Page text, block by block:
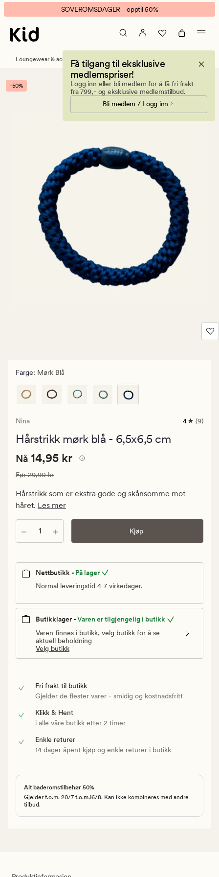
Nina
hårstrikk
mørk
blå
banner.
Klikk
ESCAPE
pause.
SOVEROMSDAGER - opptil 50%
Få tilgang til eksklusive
medlemspriser!
Logg inn eller bli medlem for å få fri frakt
fra 799,- og eksklusive medlemstilbud.
Bli medlem / Logg inn
Loungewear & accessories Håraccessories
-50%
Farge: Mørk Blå
Nina
9
4 (9)
Hårstrikk mørk blå - 6,5x6,5 cm
Nåværende
14,95
kr.
Vanlig
Nåværende pris
Nå 14,95 kr
Vanlig pris 29,90 kr
Før29,90 kr
Hårstrikk som er ekstra gode og skånsomme mot
håret. Les mer
Antall Kjøp
Nettbutikk - På lager
Normal leveringstid 4-7 virkedager.
Butikklager -Varen er tilgjengelig i butikk
Varen finnes i butikk, velg butikk for å se
aktuell beholdning
Velg butikk
Fri frakt til butikk
Gjelder de flester varer - smidig og kostnadsfritt
Klikk & Hent
i alle våre butikk etter 2 timer
Enkle returer
14 dager åpent kjøp og enkle returer i butikk
Alt baderomstilbehør 50%
Gjelder f.o.m. 20/7 t.o.m.16/8. Kan ikke kombineres med andre
tilbud.